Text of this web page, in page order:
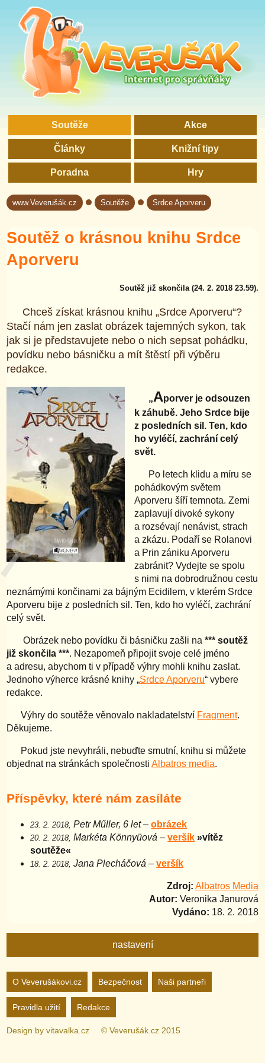
Soutěže Akce
Články Knižní tipy
Poradna Hry
www.Veverušák.cz→ Soutěže→ Srdce Aporveru
Soutěž o krásnou knihu Srdce
Aporveru
Soutěž již skončila (24. 2. 2018 23.59).
Chceš získat krásnou knihu „Srdce Aporveru“?
Stačí nám jen zaslat obrázek tajemných sykon, tak
jak si je představujete nebo o nich sepsat pohádku,
povídku nebo básničku a mít štěstí při výběru
redakce.
„Aporver je odsouzen
k záhubě. Jeho Srdce bije
z posledních sil. Ten, kdo
ho vyléčí, zachrání celý
svět.
Po letech klidu a míru se
pohádkovým světem
Aporveru šíří temnota. Zemi
zaplavují divoké sykony
a rozsévají nenávist, strach
a zkázu. Podaří se Rolanovi
a Prin zániku Aporveru
zabránit? Vydejte se spolu
s nimi na dobrodružnou cestu
neznámými končinami za bájným Ecidilem, v kterém Srdce
Aporveru bije z posledních sil. Ten, kdo ho vyléčí, zachrání
celý svět.
Obrázek nebo povídku či básničku zašli na*** soutěž
již skončila ***. Nezapomeň připojit svoje celé jméno
a adresu, abychom ti v případě výhry mohli knihu zaslat.
Jednoho výherce krásné knihy „Srdce Aporveru“ vybere
redakce.
Výhry do soutěže věnovalo nakladatelství Fragment.
Děkujeme.
Pokud jste nevyhráli, nebuďte smutní, knihu si můžete
objednat na stránkách společnostiAlbatros media.
Příspěvky, které nám zasíláte
23. 2. 2018, Petr Műller, 6 let–obrázek
20. 2. 2018, Markéta Könnyüová –veršík »vítěz
soutěže«
18. 2. 2018, Jana Plecháčová –veršík
Zdroj: Albatros Media
Autor: Veronika Janurová
Vydáno: 18. 2. 2018
nastavení
Nastavení webu
Animované
O Veverušákovi.cz Bezpečnost Naši partneři
Pravidla užití Redakce
Design byvitavalka.cz © Veverušák.cz 2015